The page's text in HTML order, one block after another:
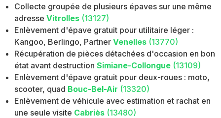
Collecte groupée de plusieurs épaves sur une même
adresse Vitrolles (13127)
Enlèvement d'épave gratuit pour utilitaire léger :
Kangoo, Berlingo, Partner Venelles (13770)
Récupération de pièces détachées d'occasion en bon
état avant destruction Simiane-Collongue (13109)
Enlèvement d'épave gratuit pour deux-roues : moto,
scooter, quad Bouc-Bel-Air (13320)
Enlèvement de véhicule avec estimation et rachat en
une seule visite Cabriès (13480)